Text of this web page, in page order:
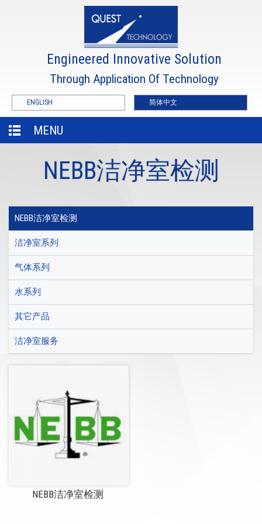
Engineered Innovative Solution
Through Application Of Technology
ENGLISH 简体中文
MENU
NEBB洁净室检测
NEBB洁净室检测
洁净室系列
气体系列
水系列
其它产品
洁净室服务
NEBB洁净室检测